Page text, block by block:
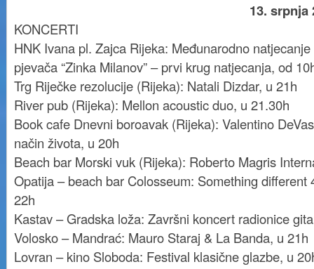
13. srpnja
KONCERTI
HNK Ivana pl. Zajca Rijeka: Međunarodno
pjevača “Zinka Milanov” – prvi krug natjecanja, od
Trg Riječke rezolucije (Rijeka): Natali Dizdar, u 21h
River pub (Rijeka): Mellon acoustic duo, u 21.30h
Book cafe Dnevni boroavak (Rijeka): Valentino
način života, u 20h
Beach bar Morski vuk (Rijeka): Roberto Magris
Opatija – beach bar Colosseum: Something different
22h
Kastav – Gradska loža: Završni koncert radionice
Volosko – Mandrać: Mauro Staraj & La Banda, u 21h
Lovran – kino Sloboda: Festival klasične glazbe, u